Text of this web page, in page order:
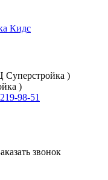
Суперстройка )
)
98-51
звонок